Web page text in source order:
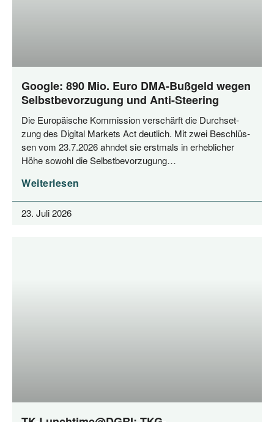
Google: 890 Mio. Euro DMA-Bußgeld wegen
Selbstbevorzugung und Anti-Steering
Die Euro­päi­sche Kom­mis­si­on ver­schärft die Durch­set­
zung des Digi­tal Mar­kets Act deut­lich. Mit zwei Beschlüs­
sen vom 23.7.2026 ahn­det sie erst­mals in erheb­li­cher
Höhe sowohl die Selbstbevorzugung…
Weiterlesen
23. Juli 2026